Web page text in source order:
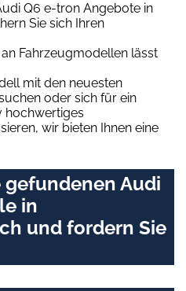
Q6 e-tron Angebote in
Sie sich Ihren
Fahrzeugmodellen lässt
mit den neuesten
oder sich für ein
hochwertiges
wir bieten Ihnen eine
gefundenen Audi
in
und fordern Sie